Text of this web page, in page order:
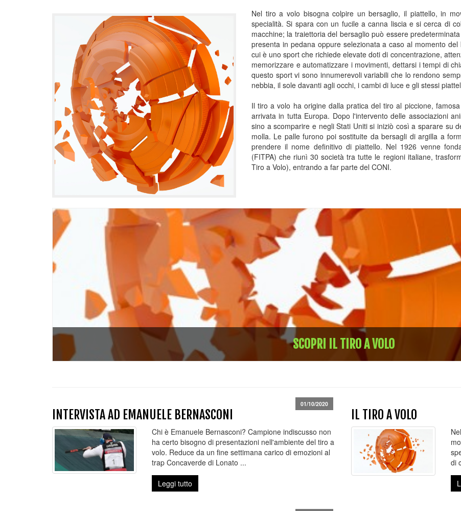
Nel tiro a volo bisogna colpire un bersaglio, il piattello, in
specialità. Si spara con un fucile a canna liscia e si cerca di
macchine; la traiettoria del bersaglio può essere
presenta in pedana oppure selezionata a caso al momento
cui è uno sport che richiede elevate doti di concentrazione,
memorizzare e automatizzare i movimenti, dettarsi i tempi di
questo sport vi sono innumerevoli variabili che lo rendono
nebbia, il sole davanti agli occhi, i cambi di luce e gli stessi
Il tiro a volo ha origine dalla pratica del tiro al piccione,
arrivata in tutta Europa. Dopo l'intervento delle associazioni
sino a scomparire e negli Stati Uniti si iniziò così a sparare su
molla. Le palle furono poi sostituite da bersagli di argilla a
prendere il nome definitivo di piattello. Nel 1926 venne
(FITPA) che riunì 30 società tra tutte le regioni italiane,
Tiro a Volo), entrando a far parte del CONI.
SCOPRI IL TIRO A VOLO
INTERVISTA AD EMANUELE BERNASCONI
01/10/2020
Chi è Emanuele Bernasconi? Campione indiscusso non
ha certo bisogno di presentazioni nell'ambiente del tiro a
volo. Reduce da un fine settimana carico di emozioni al
trap Concaverde di Lonato ...
Leggi tutto
IL TIRO A VOLO
di